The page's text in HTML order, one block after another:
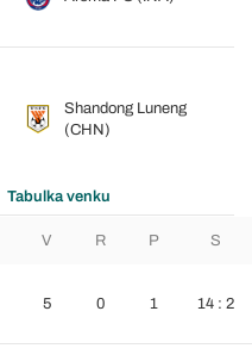
Shandong Luneng
(CHN)
Tabulka venku
V R P S
5 0 1 14 : 2